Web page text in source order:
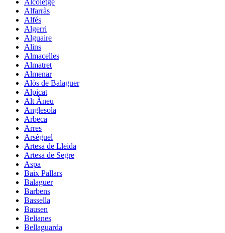
Alfarràs
Alfés
Algerri
Alguaire
Alins
Almacelles
Almatret
Almenar
Alòs de Balaguer
Alpicat
Alt Àneu
Anglesola
Arbeca
Arres
Arsèguel
Artesa de Lleida
Artesa de Segre
Aspa
Baix Pallars
Balaguer
Barbens
Bassella
Bausen
Belianes
Bellaguarda